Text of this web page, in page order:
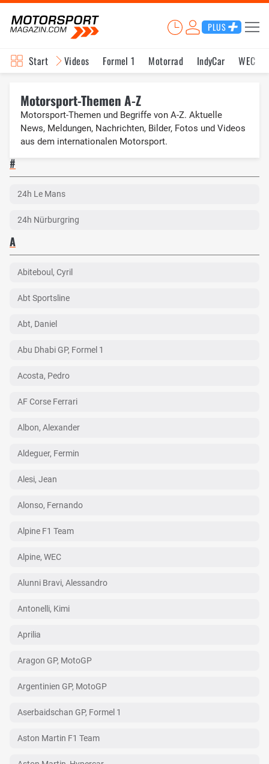
PLUS
Start Videos Formel 1 Motorrad IndyCar WEC
Motorsport-Themen A-Z
Motorsport-Themen und Begriffe von A-Z. Aktuelle
News, Meldungen, Nachrichten, Bilder, Fotos und Videos
aus dem internationalen Motorsport.
#
24h Le Mans
24h Nürburgring
A
Abiteboul, Cyril
Abt Sportsline
Abt, Daniel
Abu Dhabi GP, Formel 1
Acosta, Pedro
AF Corse Ferrari
Albon, Alexander
Aldeguer, Fermin
Alesi, Jean
Alonso, Fernando
Alpine F1 Team
Alpine, WEC
Alunni Bravi, Alessandro
Antonelli, Kimi
Aprilia
Aragon GP, MotoGP
Argentinien GP, MotoGP
Aserbaidschan GP, Formel 1
Aston Martin F1 Team